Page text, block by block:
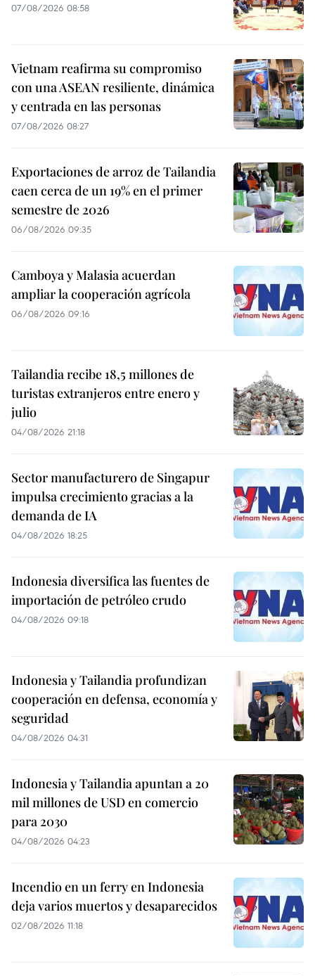
07/08/2026 08:58
Vietnam reafirma su compromiso
con una ASEAN resiliente, dinámica
y centrada en las personas
07/08/2026 08:27
Exportaciones de arroz de Tailandia
caen cerca de un 19% en el primer
semestre de 2026
06/08/2026 09:35
Camboya y Malasia acuerdan
ampliar la cooperación agrícola
06/08/2026 09:16
Tailandia recibe 18,5 millones de
turistas extranjeros entre enero y
julio
04/08/2026 21:18
Sector manufacturero de Singapur
impulsa crecimiento gracias a la
demanda de IA
04/08/2026 18:25
Indonesia diversifica las fuentes de
importación de petróleo crudo
04/08/2026 09:18
Indonesia y Tailandia profundizan
cooperación en defensa, economía y
seguridad
04/08/2026 04:31
Indonesia y Tailandia apuntan a 20
mil millones de USD en comercio
para 2030
04/08/2026 04:23
Incendio en un ferry en Indonesia
deja varios muertos y desaparecidos
02/08/2026 11:18